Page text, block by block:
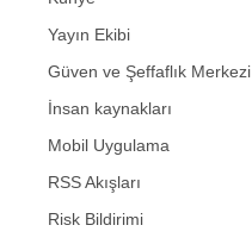
Yayın Ekibi
Güven ve Şeffaflık Merkezi
İnsan kaynakları
Mobil Uygulama
RSS Akışları
Risk Bildirimi